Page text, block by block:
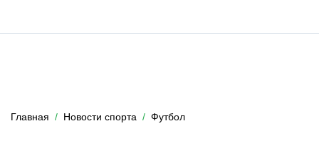
Главная Новости спорта Футбол